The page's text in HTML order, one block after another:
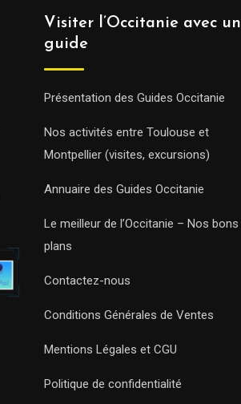
Visiter l’Occitanie avec un
guide
Présentation des Guides Occitanie
Nos activités entre Toulouse et
Montpellier (visites, excursions)
Annuaire des Guides Occitanie
Le meilleur de l’Occitanie – Nos bons
plans
Contactez-nous
Conditions Générales de Ventes
Mentions Légales et CGU
Politique de confidentialité